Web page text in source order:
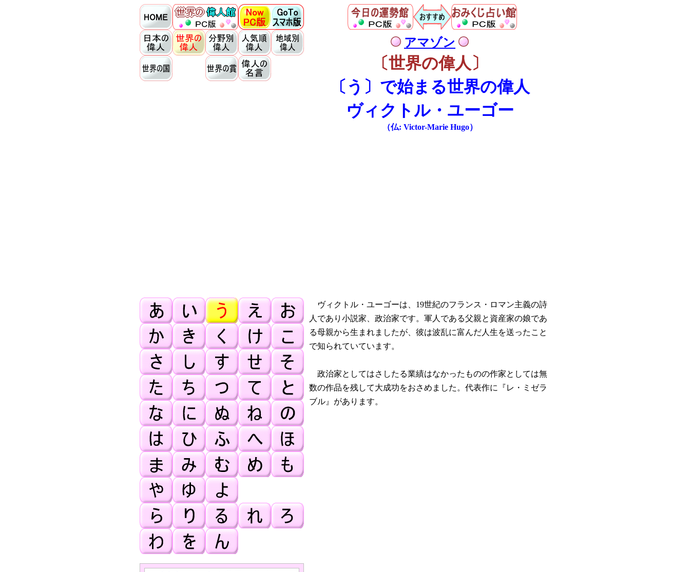
アマゾン
〔世界の偉人〕
〔う〕で始まる世界の偉人
ヴィクトル・ユーゴー
（仏: Victor-Marie Hugo）
ヴィクトル・ユーゴーは、19世紀のフランス・ロマン主義の詩
人であり小説家、政治家です。軍人である父親と資産家の娘であ
る母親から生まれましたが、彼は波乱に富んだ人生を送ったこと
で知られていています。
政治家としてはさしたる業績はなかったものの作家としては無
数の作品を残して大成功をおさめました。代表作に『レ・ミゼラ
ブル』があります。